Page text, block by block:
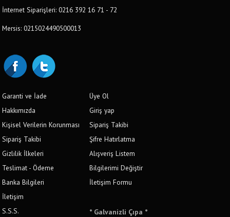
İnternet Siparişleri: 0216 392 16 71 - 72
Mersis: 0215024490500013
Garanti ve İade
Hakkımızda
Kişisel Verilerin Korunması
Sipariş Takibi
Gizlilik İlkeleri
Teslimat - Ödeme
Banka Bilgileri
İletişim
S.S.S.
Üye Ol
Giriş yap
Sipariş Takibi
Şifre Hatırlatma
Alışveriş Listem
Bilgilerimi Değiştir
İletişim Formu
* Galvanizli Çıpa *